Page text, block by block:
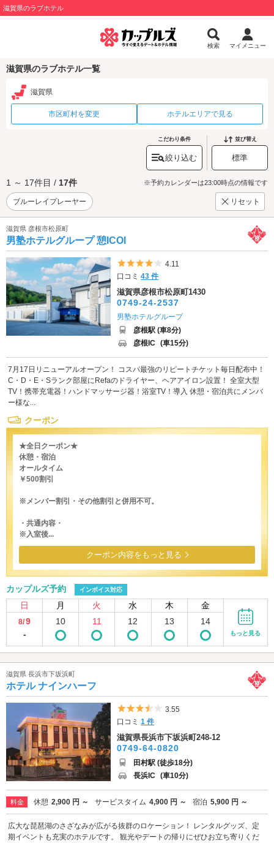
滋賀県のラブホテル
検索 マイメニュー
滋賀県のラブホテル一覧
滋賀県
市区町村を変更 ホテルエリアで見る
こだわり条件
絞り込む
並び替え
標準
1 ～ 17件目 / 17件 ※予約カレンダーは23:00時点の情報です
ブルーレイプレーヤー リセット
滋賀県 彦根市松原町
男塾ホテルグループ 憩ICOI
5つ星のうち4
4.11
口コミ43 件
滋賀県彦根市松原町1430
0749-24-2537
男塾ホテルグループ
彦根駅 (車8分)
彦根IC (車15分)
7月17日リニューアルオープン！ コスパ最強のリピートチケット毎日配布中！
C・D・E・Sランク部屋にRefaのドライヤー、ヘアアイロン設置！ 全室大型
TV！携帯充電器！ハンドマッサージ器！浴室TV！導入 休憩・宿泊共にメンバ
ー様な...
クーポン
★全日クーポン★
休憩・宿泊
オールタイム
￥500割引
※メンバー割引・その他割引と併用不可。
・共通内容・
※入室後...
クーポン内容をもっと見る
カップルズ予約 インボイス対応
日 月 火 水 木 金
8/9
-
10 11 12 13 14
もっと見る
滋賀県 長浜市下坂浜町
ホテル ナインハーフ
5つ星のうち3.5
3.55
口コミ1 件
滋賀県長浜市下坂浜町248-12
0749-64-0820
田村駅 (徒歩18分)
長浜IC (車10分)
料金 休憩 2,900 円 ～ サービスタイム 4,900 円 ～ 宿泊 5,900 円 ～
広大な琵琶湖のさざなみが広がる抜群のロケーション！ レンタルグッズ、定
期イベントも充実のホテルです。 観光やデートの帰りにぜひお立ち寄りくだ